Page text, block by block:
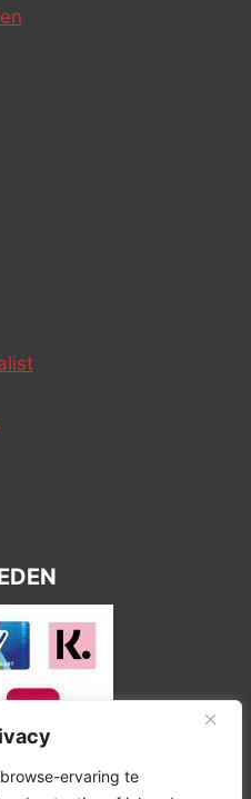
ervaring te